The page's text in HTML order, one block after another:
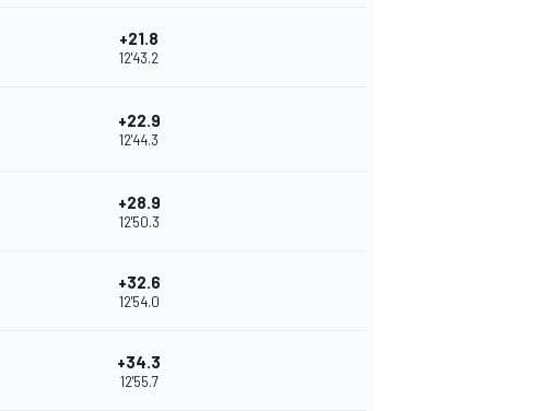
+21.8
12'43.2
+22.9
12'44.3
+28.9
12'50.3
+32.6
12'54.0
+34.3
12'55.7